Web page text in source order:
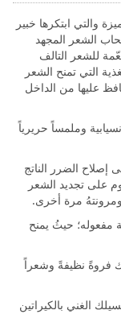
والتي ابتكرها خبير
الشعر المجهد
للشعر التالف
التي تمنح الشعر
عليها من الداخل
وملمساً حريرياً
إصلاح الضرر الناتج
على تجديد الشعر
مرة أخرى.
مفعوله؛ حيثُ يمنح
فروةً نظيفةً وشعراً
الغني بالكيراتين